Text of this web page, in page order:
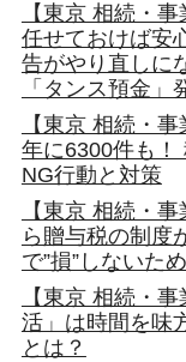
【東京 相続・
任せておけば安
告がやり直しに
「タンス預金」
【東京 相続・
年に6300件も！
NG行動と対策
【東京 相続・
ら贈与税の制度
で”損”しないた
【東京 相続・
活」は時間を味
とは？